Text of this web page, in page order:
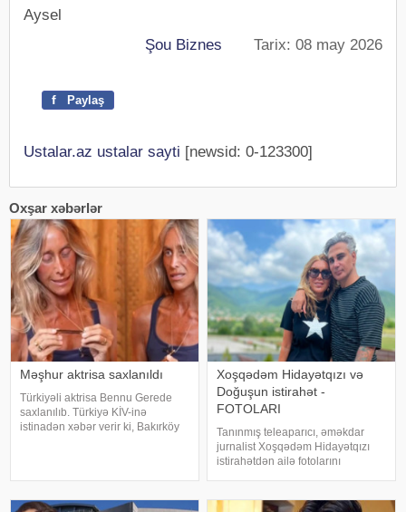
Aysel
Şou Biznes Tarix: 08 may 2026
f Paylaş
Ustalar.az ustalar sayti [newsid: 0-123300]
Oxşar xəbərlər
Məşhur aktrisa saxlanıldı
Türkiyəli aktrisa Bennu Gerede
saxlanılıb. Türkiyə KİV-inə
istinadən xəbər verir ki, Bakırköy
fikirlərlə bağlı "ədəbsizlik" ittiham
Xoşqədəm Hidayətqızı və
Doğuşun istirahət -
FOTOLARI
Tanınmış teleaparıcı, əməkdar
jurnalist Xoşqədəm Hidayətqızı
istirahətdən ailə fotolarını
başlığını yazıb. Fotolar böyük